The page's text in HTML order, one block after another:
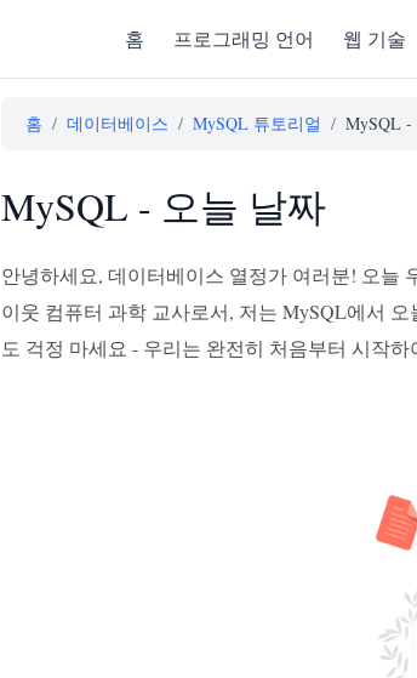
홈 프로그래밍 언어 웹 기술
홈 / 데이터베이스 / MySQL 튜토리얼 / MySQL
MySQL - 오늘 날짜
안녕하세요, 데이터베이스 열정가 여러분! 오늘
이웃 컴퓨터 과학 교사로서, 저는 MySQL에서
도 걱정 마세요 - 우리는 완전히 처음부터 시작